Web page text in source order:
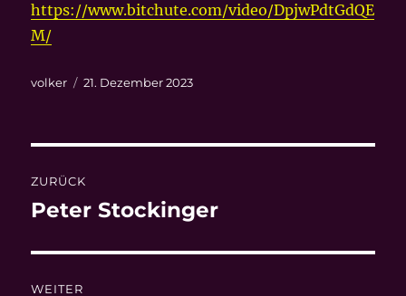
https://www.bitchute.com/video/DpjwPdtGdQE
M/
Autor
volker
Veröffentlicht
21. Dezember 2023
ZURÜCK
Vorheriger
Peter Stockinger
WEITER